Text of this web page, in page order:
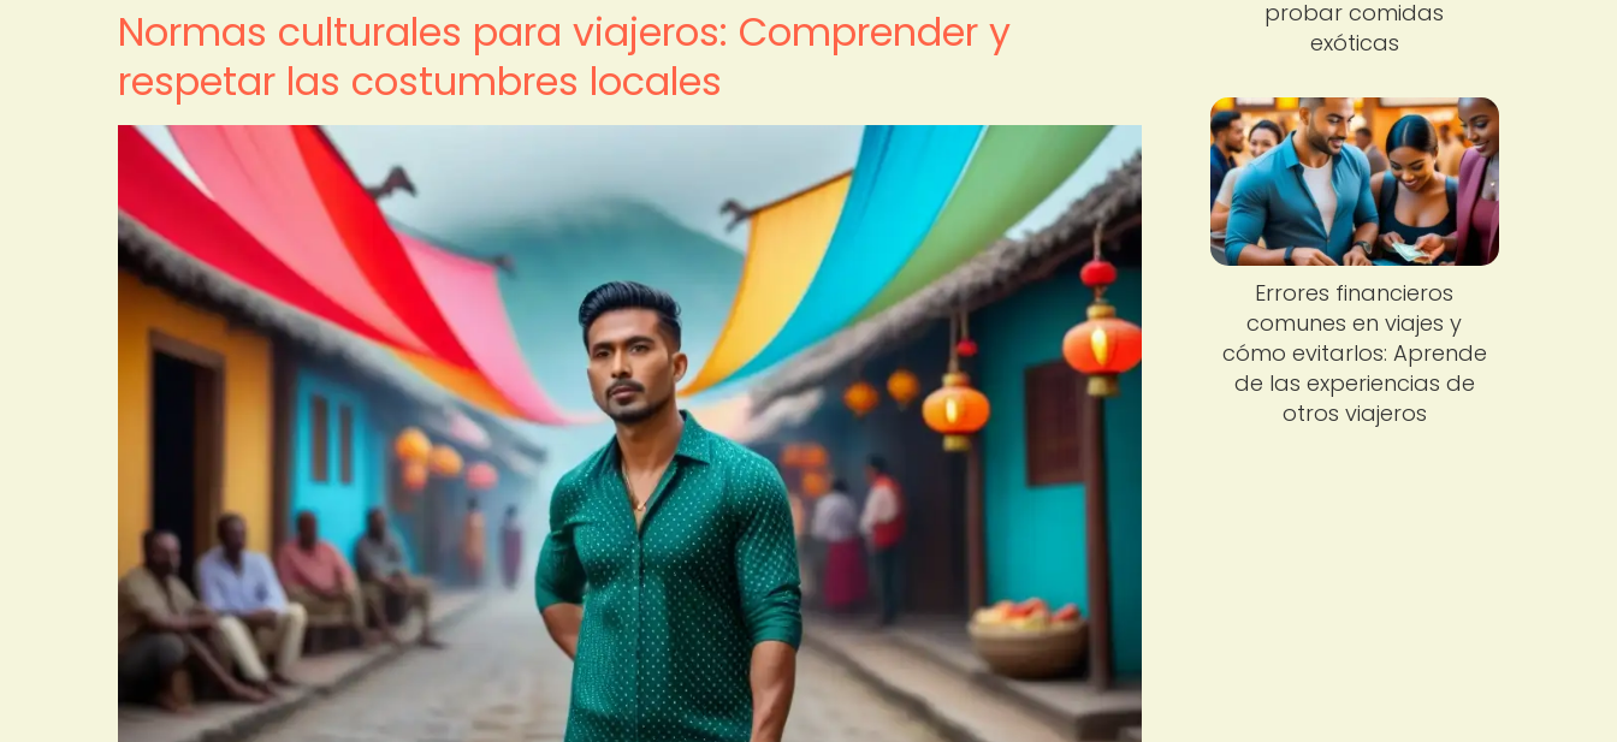
Normas culturales para viajeros: Comprender y
respetar las costumbres locales
probar comidas
exóticas
Errores financieros
comunes en viajes y
cómo evitarlos: Aprende
de las experiencias de
otros viajeros